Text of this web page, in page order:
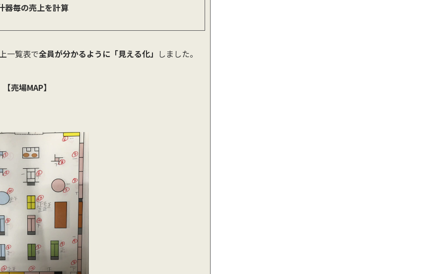
器毎の売上を計算
一覧表で全員が分かるように「見える化」 しました。
【売場MAP】